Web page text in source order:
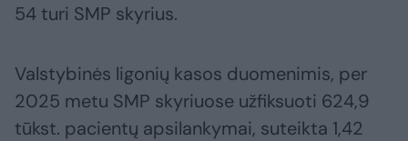
54 turi SMP skyrius.
Valstybinės ligonių kasos duomenimis, per
2025 metu SMP skyriuose užfiksuoti 624,9
tūkst. pacientų apsilankymai, suteikta 1,42